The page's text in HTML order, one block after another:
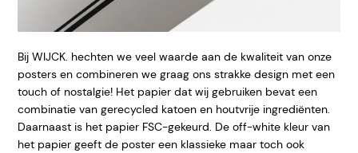
Bij WIJCK. hechten we veel waarde aan de kwaliteit van onze
posters en combineren we graag ons strakke design met een
touch of nostalgie! Het papier dat wij gebruiken bevat een
combinatie van gerecycled katoen en houtvrije ingrediënten.
Daarnaast is het papier FSC-gekeurd. De off-white kleur van
het papier geeft de poster een klassieke maar toch ook